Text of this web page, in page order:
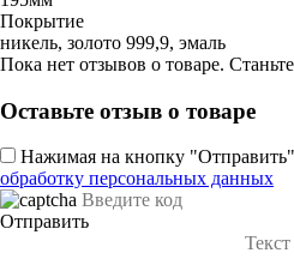
Покрытие
никель, золото 999,9, эмаль
Пока нет отзывов о товаре.
Оставьте отзыв о товаре
Нажимая на кнопку
обработку персональных данных
Отправить